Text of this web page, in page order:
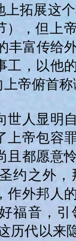
拓展这
），但上
丰富传给
工，以他
帝俯首称
世人显明
上帝包容
且都愿意
约之外
作外邦人
福音，
历代以来